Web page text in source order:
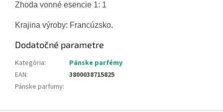
Zhoda vonné esencie 1: 1
Krajina výroby: Francúzsko.
Dodatočné parametre
Kategória:
Pánske parfémy
EAN:
3800038715825
Pánske parfumy: